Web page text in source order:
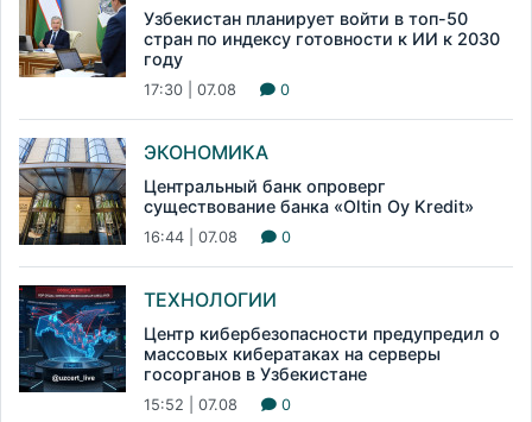
Узбекистан планирует войти в топ-50
стран по индексу готовности к ИИ к 2030
году
17:30 | 07.08 0
ЭКОНОМИКА
Центральный банк опроверг
существование банка «Oltin Oy Kredit»
16:44 | 07.08 0
ТЕХНОЛОГИИ
Центр кибербезопасности предупредил о
массовых кибератаках на серверы
госорганов в Узбекистане
15:52 | 07.08 0